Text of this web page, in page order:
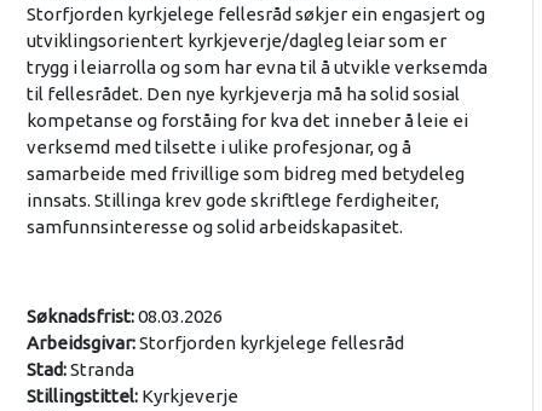
Storfjorden kyrkjelege fellesråd søkjer ein engasjert og
utviklingsorientert kyrkjeverje/dagleg leiar som er
trygg i leiarrolla og som har evna til å utvikle verksemda
til fellesrådet. Den nye kyrkjeverja må ha solid sosial
kompetanse og forståing for kva det inneber å leie ei
verksemd med tilsette i ulike profesjonar, og å
samarbeide med frivillige som bidreg med betydeleg
innsats. Stillinga krev gode skriftlege ferdigheiter,
samfunnsinteresse og solid arbeidskapasitet.
Søknadsfrist:08.03.2026
Arbeidsgivar:Storfjorden kyrkjelege fellesråd
Stad:Stranda
Stillingstittel:Kyrkjeverje